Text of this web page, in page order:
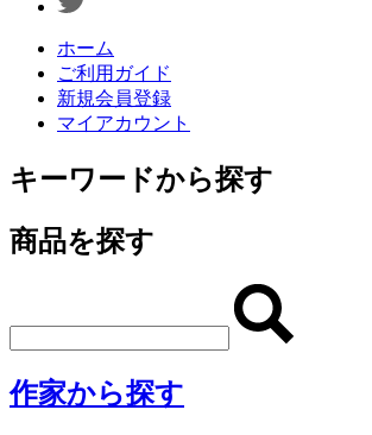
ホーム
ご利用ガイド
新規会員登録
マイアカウント
キーワードから探す
商品を探す
作家から探す